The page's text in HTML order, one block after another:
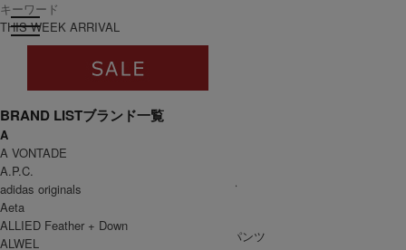
toggle navigation
ログイン
すべて
WOMEN
WOMEN ALL ITEM
/ ワンピース
SKIRT
BOTTOMS
/ ボトムス・パンツ
THIS WEEK ARRIVAL
BRAND LISTブランド一覧
A
A VONTADE
A.P.C.
adidas originals
Aeta
ALLIED Feather + Down
ALWEL